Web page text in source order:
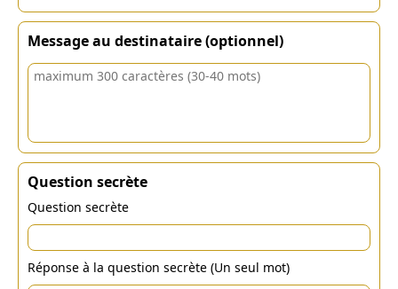
Message au destinataire (optionnel)
Question secrète
Question secrète
Réponse à la question secrète (Un seul mot)